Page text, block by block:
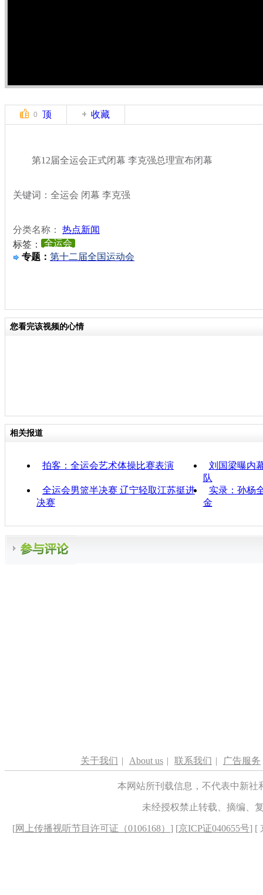
0 顶 收藏
第12届全运会正式闭幕 李克强总理宣布闭幕
关键词：全运会 闭幕 李克强
分类名称： 热点新闻
标签：
全运会
专题： 第十二届全国运动会
您看完该视频的心情
相关报道
拍客：全运会艺术体操比赛表演
刘国梁曝内
队
全运会男篮半决赛 辽宁轻取江苏挺进
决赛
实录：孙杨
金
关于我们 | About us | 联系我们 | 广告服务
本网站所刊载信息，不代表中新
未经授权禁止转载、摘编、
[网上传播视听节目许可证（0106168） ] [京ICP证040655号] [